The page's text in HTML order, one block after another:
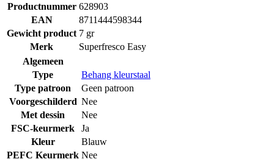
Productnummer 628903
EAN
8711444598344
Gewicht product 7 gr
Merk
Superfresco Easy
Algemeen
Type
Behang kleurstaal
Type patroon
Geen patroon
Voorgeschilderd Nee
Met dessin
Nee
FSC-keurmerk
Ja
Kleur
Blauw
PEFC Keurmerk Nee